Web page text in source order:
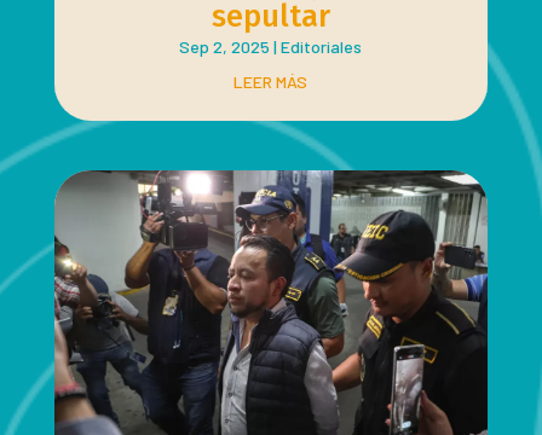
sepultar
Sep 2, 2025 |Editoriales
LEER MÁS